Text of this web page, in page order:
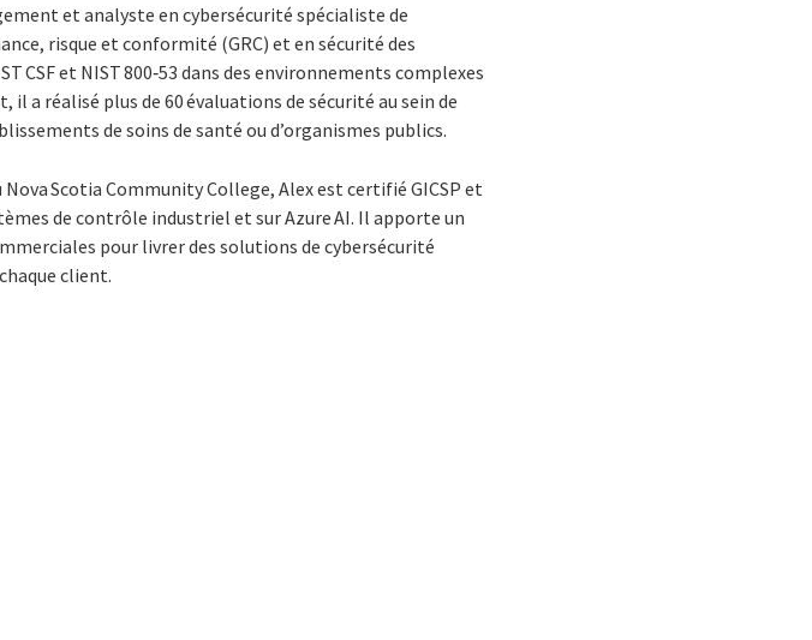
et analyste en cybersécurité spécialiste de
risque et conformité (GRC) et en sécurité des
et NIST 800‑53 dans des environnements complexes
a réalisé plus de 60 évaluations de sécurité au sein de
de soins de santé ou d’organismes publics.
Scotia Community College, Alex est certifié GICSP et
de contrôle industriel et sur Azure AI. Il apporte un
pour livrer des solutions de cybersécurité
client.
on Print